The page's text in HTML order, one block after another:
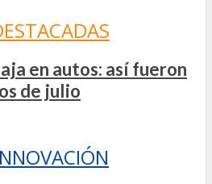
en autos: así fueron
de julio